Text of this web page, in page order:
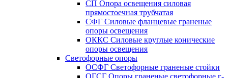
СП Опора освещения силовая
прямостоечная трубчатая
СФГ Силовые фланцевые граненые
опоры освещения
ОККС Силовые круглые конические
опоры освещения
Светофорные опоры
ОСФГ Светофорные граненые стойки
ОГСГ Опоры граненые светофорные г-